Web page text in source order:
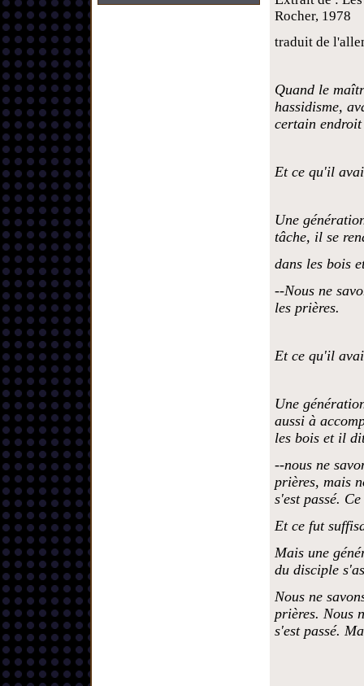
Rocher, 1978
traduit de
Quand le
hassidisme,
certain
Et ce qu'il
Une
tâche, il se
dans les bois
--Nous ne
les prières.
Et ce qu'il
Une
aussi à
les bois et il
--nous ne
prières, mais
s'est passé.
Et ce fut
Mais une
du disciple
Nous ne
prières. Nous
s'est passé.